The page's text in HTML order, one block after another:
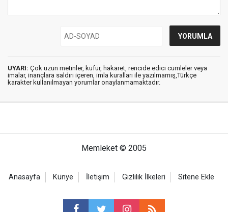
UYARI: Çok uzun metinler, küfür, hakaret, rencide edici cümleler veya
imalar, inançlara saldırı içeren, imla kuralları ile yazılmamış,Türkçe
karakter kullanılmayan yorumlar onaylanmamaktadır.
Memleket © 2005
Anasayfa Künye İletişim Gizlilik İlkeleri Sitene Ekle